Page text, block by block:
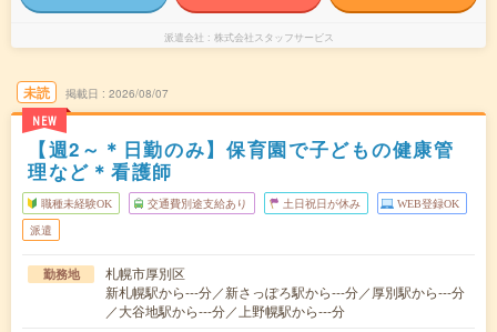
派遣会社 株式会社スタッフサービス
未読
NEW
掲載日 2026/08/07
【週2～＊日勤のみ】保育園で子どもの健康管
理など＊看護師
職種未経験OK 交通費別途支給あり 土日祝日が休み WEB登録OK
派遣
勤務地
札幌市厚別区
新札幌駅から---分／新さっぽろ駅から---分／厚別駅から---分
／大谷地駅から---分／上野幌駅から---分